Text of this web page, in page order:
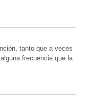
tanto que a veces
frecuencia que la